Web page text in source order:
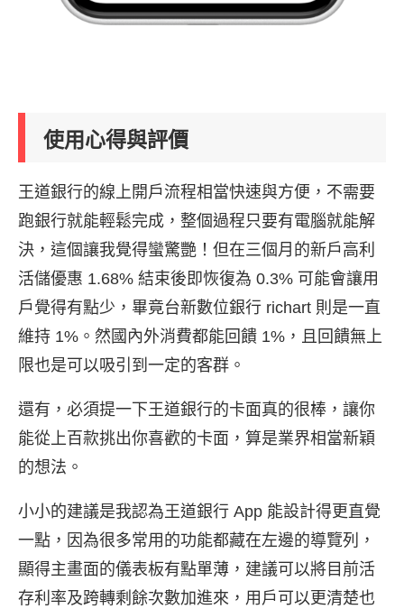
使用心得與評價
王道銀行的線上開戶流程相當快速與方便，不需要
跑銀行就能輕鬆完成，整個過程只要有電腦就能解
決，這個讓我覺得蠻驚艷！但在三個月的新戶高利
活儲優惠 1.68% 結束後即恢復為 0.3% 可能會讓用
戶覺得有點少，畢竟台新數位銀行 richart 則是一直
維持 1%。然國內外消費都能回饋 1%，且回饋無上
限也是可以吸引到一定的客群。
還有，必須提一下王道銀行的卡面真的很棒，讓你
能從上百款挑出你喜歡的卡面，算是業界相當新穎
的想法。
小小的建議是我認為王道銀行 App 能設計得更直覺
一點，因為很多常用的功能都藏在左邊的導覽列，
顯得主畫面的儀表板有點單薄，建議可以將目前活
存利率及跨轉剩餘次數加進來，用戶可以更清楚也